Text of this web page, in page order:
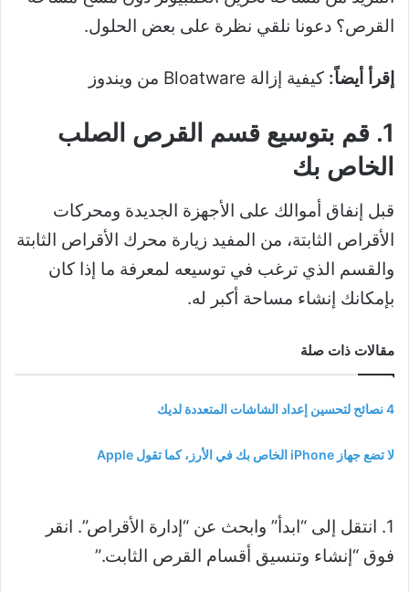
القرص؟ دعونا نلقي نظرة على بعض الحلول.
إقرأ أيضاً: كيفية إزالة Bloatware من ويندوز
1. قم بتوسيع قسم القرص الصلب
الخاص بك
قبل إنفاق أموالك على الأجهزة الجديدة ومحركات
الأقراص الثابتة، من المفيد زيارة محرك الأقراص الثابتة
والقسم الذي ترغب في توسيعه لمعرفة ما إذا كان
بإمكانك إنشاء مساحة أكبر له.
مقالات ذات صلة
4 نصائح لتحسين إعداد الشاشات المتعددة لديك
لا تضع جهاز iPhone الخاص بك في الأرز، كما تقول Apple
1. انتقل إلى “ابدأ” وابحث عن “إدارة الأقراص”. انقر
فوق “إنشاء وتنسيق أقسام القرص الثابت.”